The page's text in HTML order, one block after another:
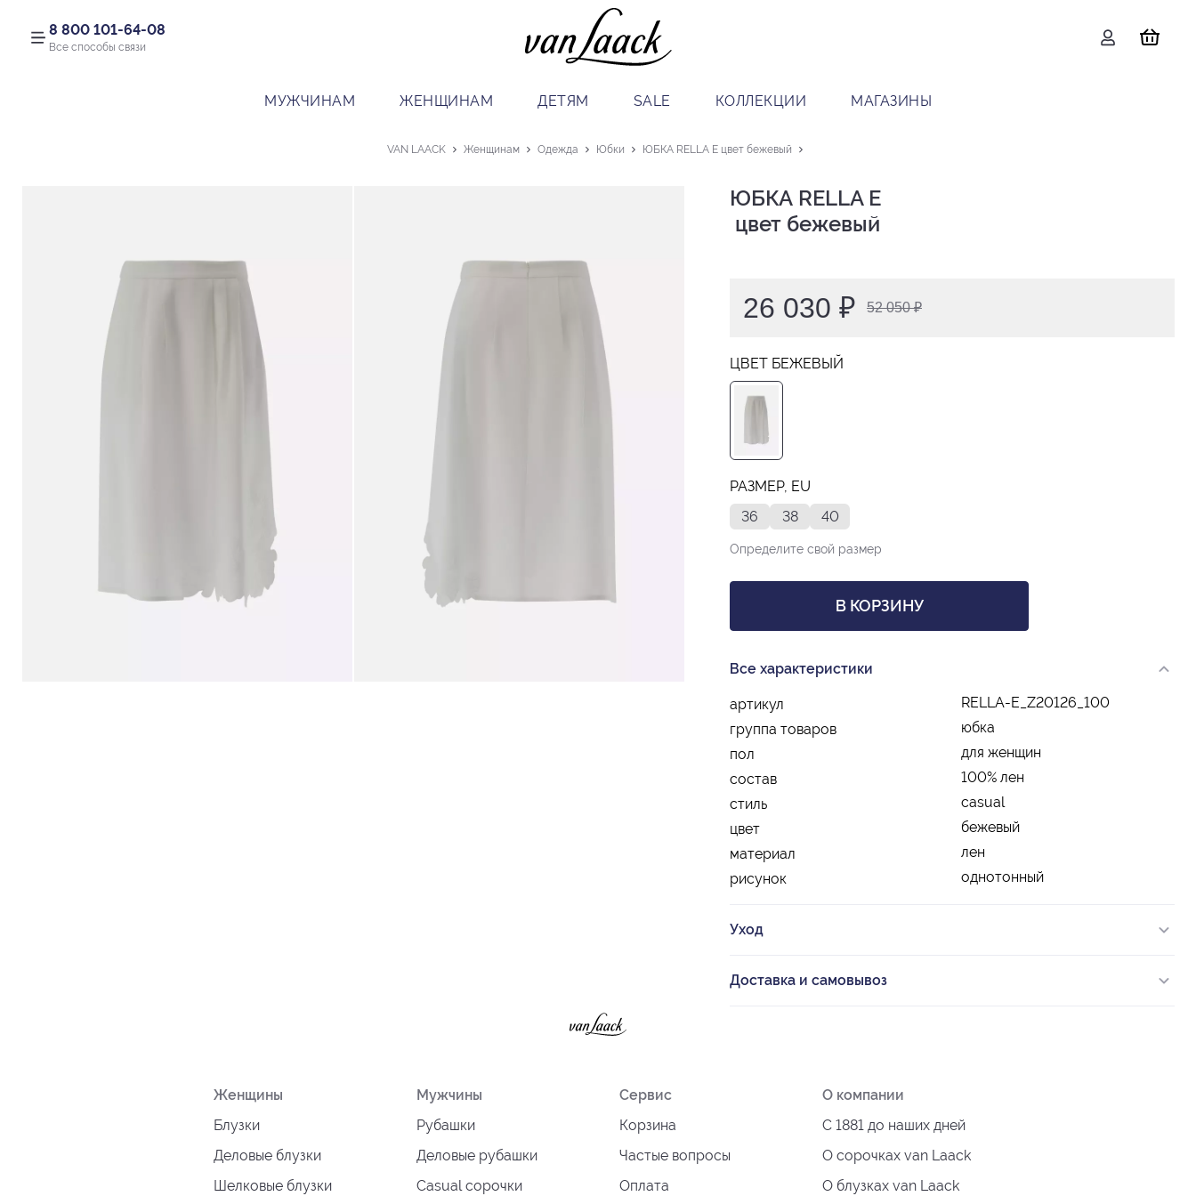
8 800 101-64-08
Все способы связи
МУЖЧИНАМ ЖЕНЩИНАМ ДЕТЯМ SALE КОЛЛЕКЦИИ МАГАЗИНЫ
VAN LAACK Женщинам Одежда Юбки ЮБКА RELLA E цвет бежевый
ЮБКА RELLA E
цвет бежевый
26 030 ₽ 52 050 ₽
ЦВЕТ БЕЖЕВЫЙ
РАЗМЕР, EU
36
38 40
Определите свой размер
В КОРЗИНУ
Все характеристики
артикул
RELLA-E_Z20126_100
группа товаров
юбка
пол
для женщин
состав
100% лен
стиль
casual
цвет
бежевый
материал
лен
рисунок
однотонный
Уход
Доставка и самовывоз
Женщины
Блузки
Деловые блузки
Шелковые блузки
Мужчины
Рубашки
Деловые рубашки
Casual сорочки
Сервис
Корзина
Частые вопросы
Оплата
О компании
С 1881 до наших дней
О сорочках van Laack
О блузках van Laack